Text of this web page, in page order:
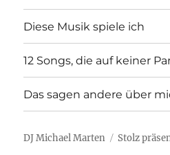
Diese Musik spiele ich
12 Songs, die auf keiner
Das sagen andere über
DJ Michael Marten Stolz